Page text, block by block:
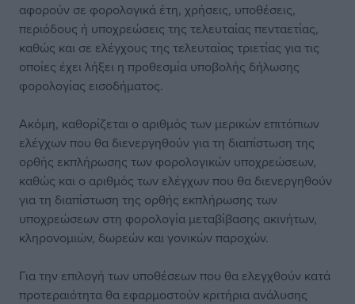
αφορούν σε φορολογικά έτη, χρήσεις, υποθέσεις,
περιόδους ή υποχρεώσεις της τελευταίας πενταετίας,
καθώς και σε ελέγχους της τελευταίας τριετίας για τις
οποίες έχει λήξει η προθεσμία υποβολής δήλωσης
φορολογίας εισοδήματος.
Ακόμη, καθορίζεται ο αριθμός των μερικών επιτόπιων
ελέγχων που θα διενεργηθούν για τη διαπίστωση της
ορθής εκπλήρωσης των φορολογικών υποχρεώσεων,
καθώς και ο αριθμός των ελέγχων που θα διενεργηθούν
για τη διαπίστωση της ορθής εκπλήρωσης των
υποχρεώσεων στη φορολογία μεταβίβασης ακινήτων,
κληρονομιών, δωρεών και γονικών παροχών.
Για την επιλογή των υποθέσεων που θα ελεγχθούν κατά
προτεραιότητα θα εφαρμοστούν κριτήρια ανάλυσης